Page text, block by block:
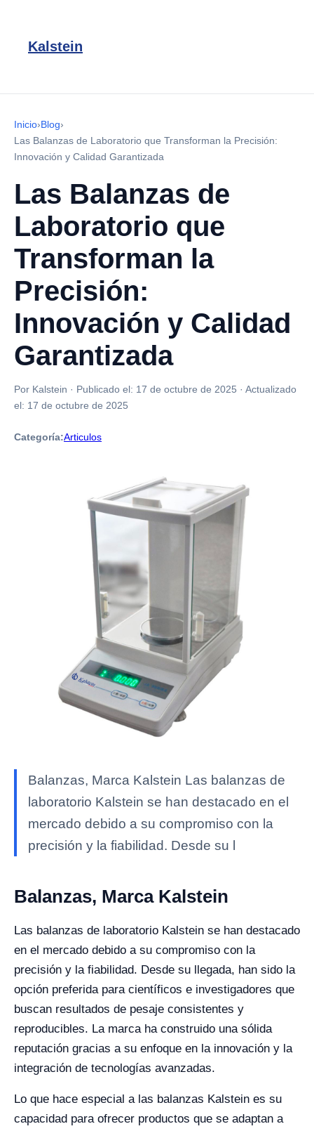
Kalstein
Inicio›Blog›
Las Balanzas de Laboratorio que Transforman la Precisión:
Innovación y Calidad Garantizada
Las Balanzas de
Laboratorio que
Transforman la
Precisión:
Innovación y Calidad
Garantizada
Por Kalstein · Publicado el: 17 de octubre de 2025 · Actualizado
el: 17 de octubre de 2025
Categoría:Articulos
Balanzas, Marca Kalstein Las balanzas de
laboratorio Kalstein se han destacado en el
mercado debido a su compromiso con la
precisión y la fiabilidad. Desde su l
Balanzas, Marca Kalstein
Las balanzas de laboratorio Kalstein se han destacado
en el mercado debido a su compromiso con la
precisión y la fiabilidad. Desde su llegada, han sido la
opción preferida para científicos e investigadores que
buscan resultados de pesaje consistentes y
reproducibles. La marca ha construido una sólida
reputación gracias a su enfoque en la innovación y la
integración de tecnologías avanzadas.
Lo que hace especial a las balanzas Kalstein es su
capacidad para ofrecer productos que se adaptan a